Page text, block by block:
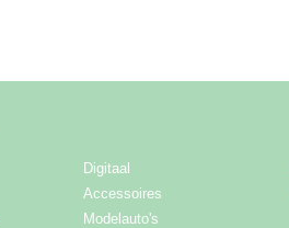
Digitaal
Accessoires
Modelauto's